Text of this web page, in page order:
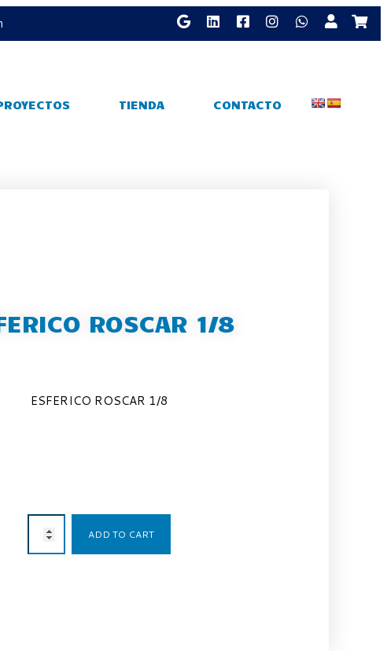
TIENDA CONTACTO
ROSCAR 1/8
ESFERICO ROSCAR 1/8
ADD TO CART